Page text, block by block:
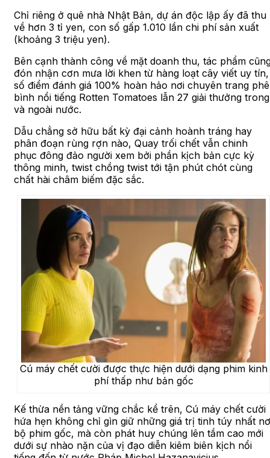
Chỉ riêng ở quê nhà Nhật Bản, dự án độc lập ấy đã thu
về hơn 3 tỉ yen, con số gấp 1.010 lần chi phí sản xuất
(khoảng 3 triệu yen).
Bên cạnh thành công về mặt doanh thu, tác phẩm
đón nhận cơn mưa lời khen từ hàng loạt cây viết uy tín,
số điểm đánh giá 100% hoàn hảo nơi chuyên trang phê
bình nổi tiếng Rotten Tomatoes lẫn 27 giải thưởng trong
và ngoài nước.
Dẫu chẳng sở hữu bất kỳ đại cảnh hoành tráng hay
phân đoạn rùng rợn nào, Quay trối chết vẫn chinh
phục đông đảo người xem bởi phần kịch bản cực kỳ
thông minh, twist chồng twist tới tận phút chót cùng
chất hài châm biếm đặc sắc.
Cú máy chết cười được thực hiện dưới dạng phim kinh
phí thấp như bản gốc
Kế thừa nền tảng vững chắc kể trên, Cú máy chết cười
hứa hẹn không chỉ gìn giữ những giá trị tinh túy nhất
bộ phim gốc, mà còn phát huy chúng lên tầm cao mới
dưới sự nhào nặn của vị đạo diễn kiêm biên kịch nổi